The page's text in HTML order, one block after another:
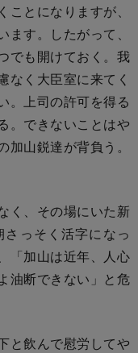
とになりますが、
す。したがって、
でも開けておく。我
なく大臣室に来てく
。上司の許可を得る
。できないことはや
山鋭達が背負う。
く、その場にいた新
っそく活字になっ
「加山は近年、人心
油断できない」と危
と飲んで慰労してや